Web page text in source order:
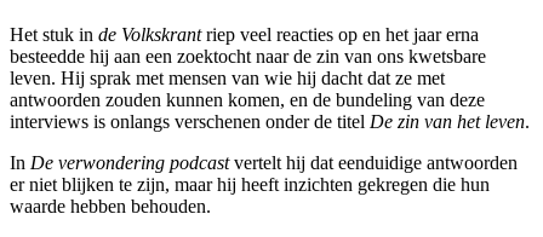
Het stuk in de Volkskrantriep veel reacties op en het jaar erna
besteedde hij aan een zoektocht naar de zin van ons kwetsbare
leven. Hij sprak met mensen van wie hij dacht dat ze met
antwoorden zouden kunnen komen, en de bundeling van deze
interviews is onlangs verschenen onder de titel De zin van het leven.
In De verwondering podcastvertelt hij dat eenduidige antwoorden
er niet blijken te zijn, maar hij heeft inzichten gekregen die hun
waarde hebben behouden.